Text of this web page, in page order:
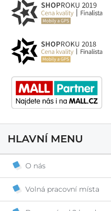
HLAVNÍ MENU
O nás
Volná pracovní místa